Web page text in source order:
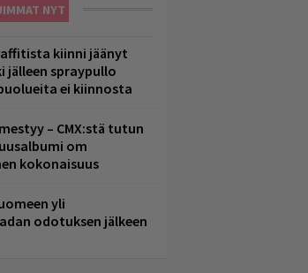
NYT
kiinni jäänyt
jälleen spraypullo
ei kiinnosta
– CMX:stä tutun
om
kokonaisuus
yli
odotuksen jälkeen